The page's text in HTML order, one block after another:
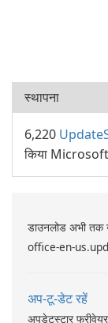
स्थापना
6,220
किया
डाउनलोड अभी
office-en-
अप-टू-डेट रहें
अपडेटस्टार